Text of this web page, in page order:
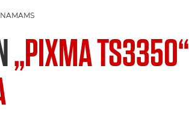
„PIXMA TS3350“